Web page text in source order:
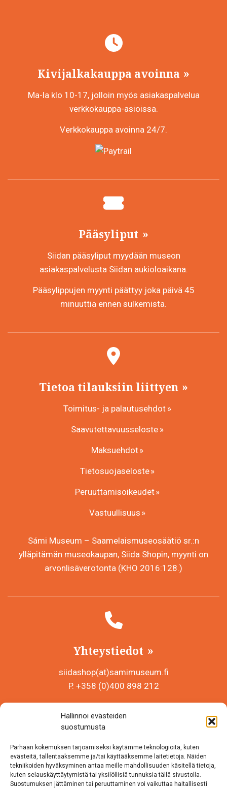
Hallinnoi evästeiden
suostumusta
Parhaan kokemuksen tarjoamiseksi käytämme teknologioita, kuten
evästeitä, tallentaaksemme ja/tai käyttääksemme laitetietoja. Näiden
tekniikoiden hyväksyminen antaa meille mahdollisuuden käsitellä tietoja,
kuten selauskäyttäytymistä tai yksilöllisiä tunnuksia tällä sivustolla.
Suostumuksen jättäminen tai peruuttaminen voi vaikuttaa haitallisesti
Kivijalkakauppa avoinna
Ma-la klo 10-17, jolloin myös asiakaspalvelua
verkkokauppa-asioissa.
Verkkokauppa avoinna 24/7.
Pääsyliput
Siidan pääsyliput myydään museon
asiakaspalvelusta Siidan aukioloaikana.
Pääsylippujen myynti päättyy joka päivä 45
minuuttia ennen sulkemista.
Tietoa tilauksiin liittyen
Toimitus- ja palautusehdot
Saavutettavuusseloste
Maksuehdot
Tietosuojaseloste
Peruuttamisoikeudet
Vastuullisuus
Sámi Museum – Saamelaismuseosäätiö sr.:n
ylläpitämän museokaupan, Siida Shopin, myynti on
arvonlisäverotonta (KHO 2016:128.)
Yhteystiedot
siidashop(at)samimuseum.fi
P. +358 (0)400 898 212
Y-tunnus 0625907-2
Inarintie 46
99870 Inari